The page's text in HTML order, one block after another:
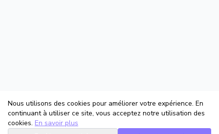
Nous utilisons des cookies pour améliorer votre expérience. En
continuant à utiliser ce site, vous acceptez notre utilisation des
cookies. En savoir plus